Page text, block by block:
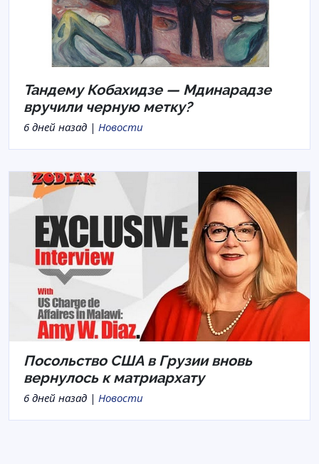
Тандему Кобахидзе — Мдинарадзе
вручили черную метку?
6 дней назад | Новости
Посольство США в Грузии вновь
вернулось к матриархату
6 дней назад | Новости